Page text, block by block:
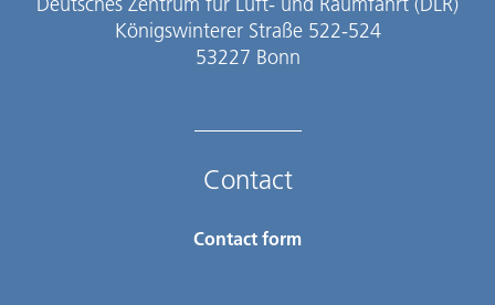
Königswinterer Straße 522-524
53227 Bonn
Contact
Contact form